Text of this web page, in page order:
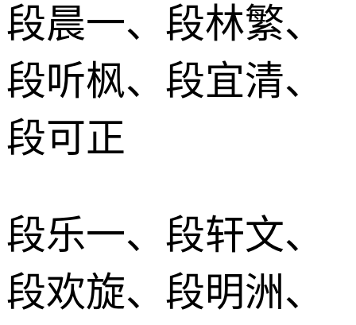
段晨一、段林繁、
段听枫、段宜清、
段可正
段乐一、段轩文、
段欢旋、段明洲、